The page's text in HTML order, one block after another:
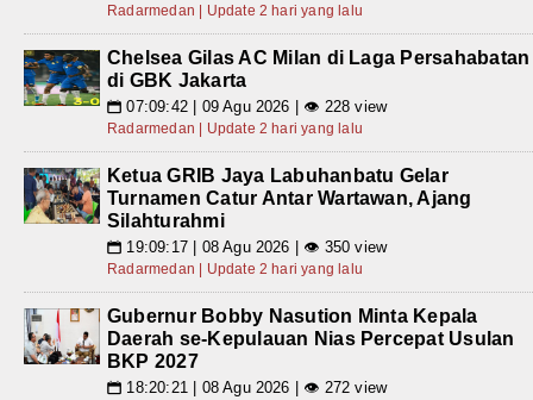
Radarmedan | Update 2 hari yang lalu
Chelsea Gilas AC Milan di Laga Persahabatan
di GBK Jakarta
📅 07:09:42 | 09 Agu 2026 | 👁 228 view
Radarmedan | Update 2 hari yang lalu
Ketua GRIB Jaya Labuhanbatu Gelar
Turnamen Catur Antar Wartawan, Ajang
Silahturahmi
📅 19:09:17 | 08 Agu 2026 | 👁 350 view
Radarmedan | Update 2 hari yang lalu
Gubernur Bobby Nasution Minta Kepala
Daerah se-Kepulauan Nias Percepat Usulan
BKP 2027
📅 18:20:21 | 08 Agu 2026 | 👁 272 view